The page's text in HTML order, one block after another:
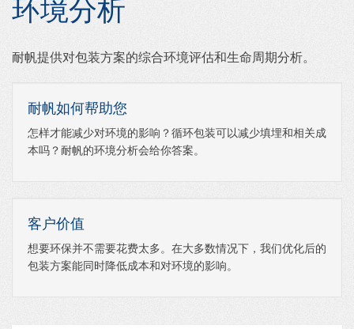
耐帆提供对包装方案的综合环境评估和生命周期分析。
耐帆如何帮助您
怎样才能减少对环境的影响？循环包装可以减少填埋和相关成
本吗？耐帆的环境分析会给你答案。
客户价值
想要环保并不需要花费太多。在大多数情况下，我们优化后的
包装方案能同时降低成本和对环境的影响。